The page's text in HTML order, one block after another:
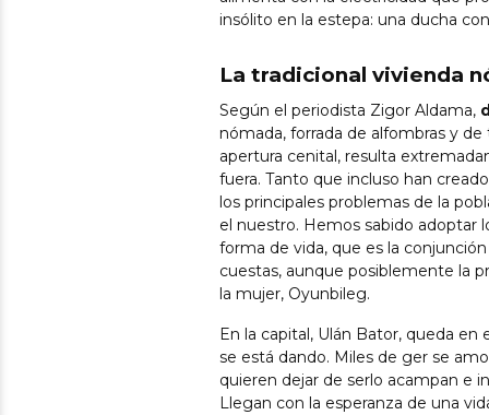
insólito en la estepa: una ducha
La tradicional vivienda
Según el periodista Zigor Aldama,
nómada, forrada de alfombras y
apertura cenital, resulta
fuera. Tanto que incluso han
los principales problemas de la
el nuestro. Hemos sabido adoptar
forma de vida, que es la
cuestas, aunque posiblemente la
la mujer, Oyunbileg.
En la capital, Ulán Bator, queda
se está dando. Miles de ger se
quieren dejar de serlo acampan e
Llegan con la esperanza de una